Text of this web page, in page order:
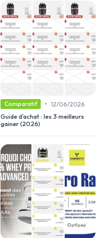
Comparatif • 12/06/2026
Guide d'achat : les 3 meilleurs
gainer (2026)